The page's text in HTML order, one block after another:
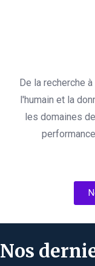
De la recherche
l'humain et la
les domaines
Nos